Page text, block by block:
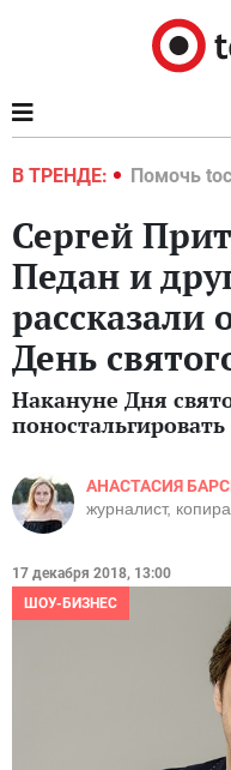
В ТРЕНДЕ:
2022 Помочь
Сергей
Педан и
рассказали
День
Накануне Дня
АНАСТАСИЯ
журналист,
17 декабря 2018, 13:00
ШОУ-БИЗНЕС